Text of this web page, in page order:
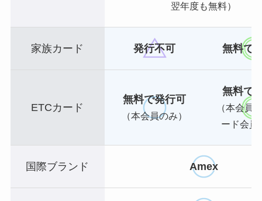
翌年度も無料）
家族カード 発行不可 無料で
ETCカード
無料で発行可
（本会員のみ）
無料で
（本会員
ード会員
国際ブランド Amex